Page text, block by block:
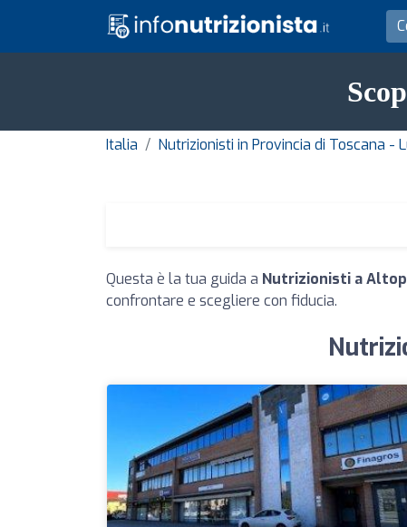
Italia Nutrizionisti in Provincia di Toscana -
Questa è la tua guida a Nutrizionisti a
confrontare e scegliere con fiducia.